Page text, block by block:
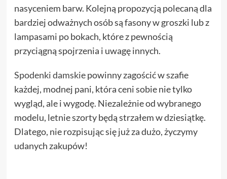
nasyceniem barw. Kolejną propozycją polecaną dla
bardziej odważnych osób są fasony w groszki lub z
lampasami po bokach, które z pewnością
przyciągną spojrzenia i uwagę innych.
Spodenki damskiepowinny zagościć w szafie
każdej, modnej pani, która ceni sobie nie tylko
wygląd, ale i wygodę. Niezależnie od wybranego
modelu, letnie szorty będą strzałem w dziesiątkę.
Dlatego, nie rozpisując się już za dużo, życzymy
udanych zakupów!